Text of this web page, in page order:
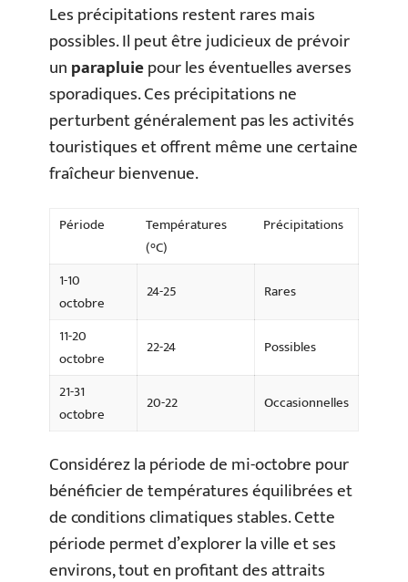
Les précipitations restent rares mais
possibles. Il peut être judicieux de prévoir
unparapluiepour les éventuelles averses
sporadiques. Ces précipitations ne
perturbent généralement pas les activités
touristiques et offrent même une certaine
fraîcheur bienvenue.
Période
Températures
(°C)
Précipitations
1-10
octobre
24-25
Rares
11-20
octobre
22-24
Possibles
21-31
octobre
20-22 Occasionnelles
Considérez la période de mi-octobre pour
bénéficier de températures équilibrées et
de conditions climatiques stables. Cette
période permet d’explorer la ville et ses
environs, tout en profitant des attraits